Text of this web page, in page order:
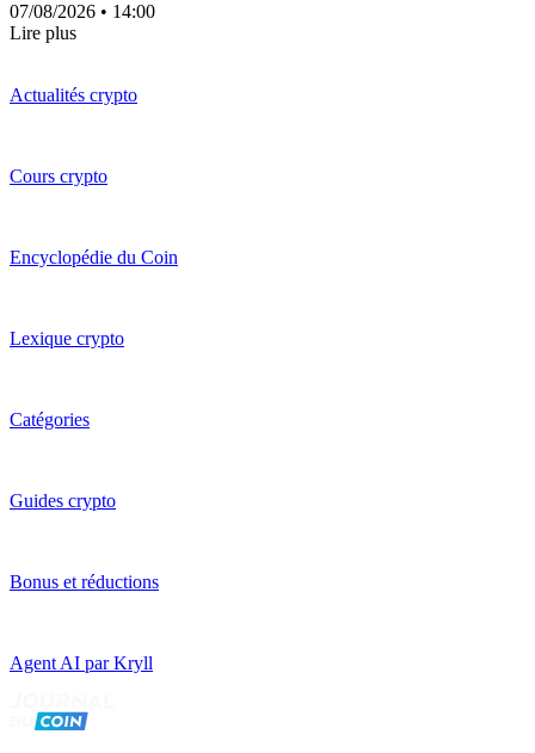
07/08/2026 • 14:00
Lire plus
Actualités crypto
Cours crypto
Encyclopédie du Coin
Lexique crypto
Catégories
Guides crypto
Bonus et réductions
Agent AI par Kryll